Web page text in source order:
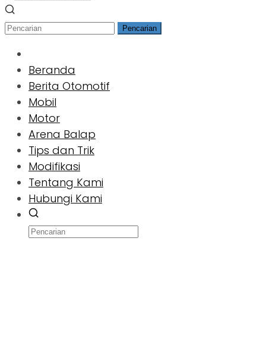
Pencarian
Beranda
Berita Otomotif
Mobil
Motor
Arena Balap
Tips dan Trik
Modifikasi
Tentang Kami
Hubungi Kami